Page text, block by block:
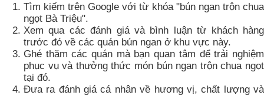
Tìm kiếm trên Google với từ khóa "bún ngan trộn chua
ngọt Bà Triệu".
Xem qua các đánh giá và bình luận từ khách hàng
trước đó về các quán bún ngan ở khu vực này.
Ghé thăm các quán mà bạn quan tâm để trải nghiệm
phục vụ và thưởng thức món bún ngan trộn chua ngọt
tại đó.
Đưa ra đánh giá cá nhân về hương vị, chất lượng và